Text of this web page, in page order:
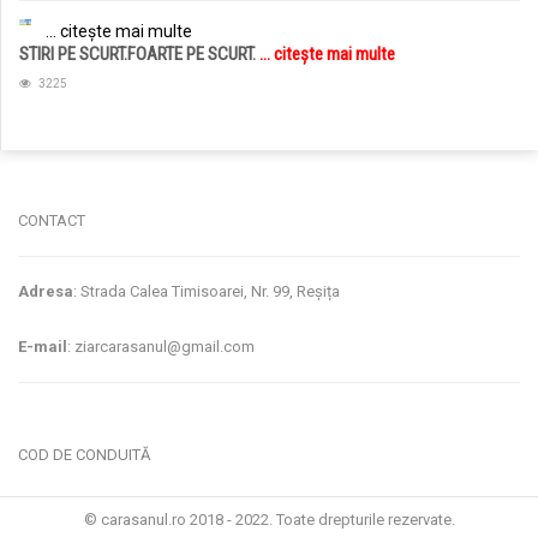
... citește mai multe
STIRI PE SCURT.FOARTE PE SCURT.... citește mai multe
3225
CONTACT
Adresa: Strada Calea Timisoarei, Nr. 99, Reșița
E-mail : ziarcarasanul@gmail.com
COD DE CONDUITĂ
© carasanul.ro 2018 - 2022. Toate drepturile rezervate.